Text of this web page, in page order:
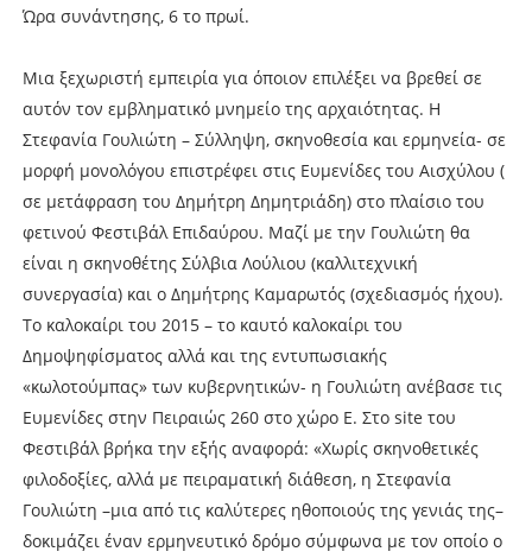
Ώρα συνάντησης, 6 το πρωί.
Μια ξεχωριστή εμπειρία για όποιον επιλέξει να βρεθεί σε
αυτόν τον εμβληματικό μνημείο της αρχαιότητας. Η
Στεφανία Γουλιώτη – Σύλληψη, σκηνοθεσία και ερμηνεία- σε
μορφή μονολόγου επιστρέφει στις Ευμενίδες του Αισχύλου (
σε μετάφραση του Δημήτρη Δημητριάδη) στο πλαίσιο του
φετινού Φεστιβάλ Επιδαύρου. Μαζί με την Γουλιώτη θα
είναι η σκηνοθέτης Σύλβια Λούλιου (καλλιτεχνική
συνεργασία) και ο Δημήτρης Καμαρωτός (σχεδιασμός ήχου).
Το καλοκαίρι του 2015 – το καυτό καλοκαίρι του
Δημοψηφίσματος αλλά και της εντυπωσιακής
«κωλοτούμπας» των κυβερνητικών- η Γουλιώτη ανέβασε τις
Ευμενίδες στην Πειραιώς 260 στο χώρο Ε. Στο site του
Φεστιβάλ βρήκα την εξής αναφορά: «Χωρίς σκηνοθετικές
φιλοδοξίες, αλλά με πειραματική διάθεση, η Στεφανία
Γουλιώτη –μια από τις καλύτερες ηθοποιούς της γενιάς της–
δοκιμάζει έναν ερμηνευτικό δρόμο σύμφωνα με τον οποίο ο